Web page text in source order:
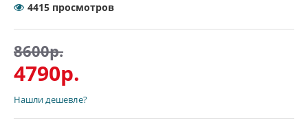
4790р.
8600р.
4415 просмотров
Нашли дешевле?